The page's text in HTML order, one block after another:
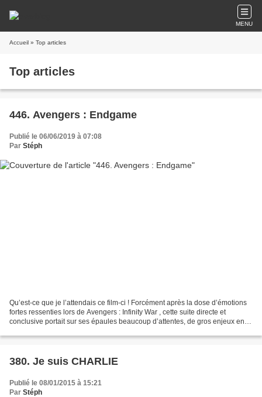
MENU
Accueil » Top articles
Top articles
446. Avengers : Endgame
Publié le 06/06/2019 à 07:08
Par Stéph
Qu’est-ce que je l’attendais ce film-ci ! Forcément après la dose d’émotions
fortes ressenties lors de Avengers : Infinity War , cette suite directe et
conclusive portait sur ses épaules beaucoup d’attentes, de gros enjeux en
380. Je suis CHARLIE
Publié le 08/01/2015 à 15:21
Par Stéph